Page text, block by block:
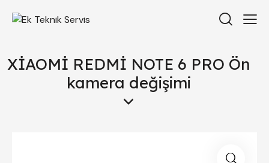
XİAOMİ REDMİ NOTE 6 PRO Ön
kamera değişimi